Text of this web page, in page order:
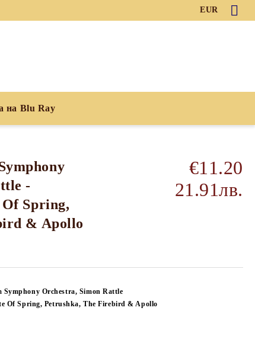
EUR
на Blu Ray
-
Spring,
& Apollo
€11.20
21.91лв.
Orchestra, Simon Rattle
Of Spring, Petrushka, The Firebird & Apollo